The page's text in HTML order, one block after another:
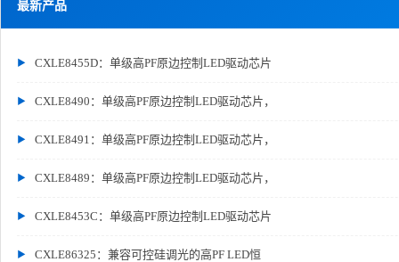
最新产品
CXLE8455D：单级高PF原边控制LED驱动芯片
CXLE8490：单级高PF原边控制LED驱动芯片，
CXLE8491：单级高PF原边控制LED驱动芯片，
CXLE8489：单级高PF原边控制LED驱动芯片，
CXLE8453C：单级高PF原边控制LED驱动芯片
CXLE86325：兼容可控硅调光的高PF LED恒